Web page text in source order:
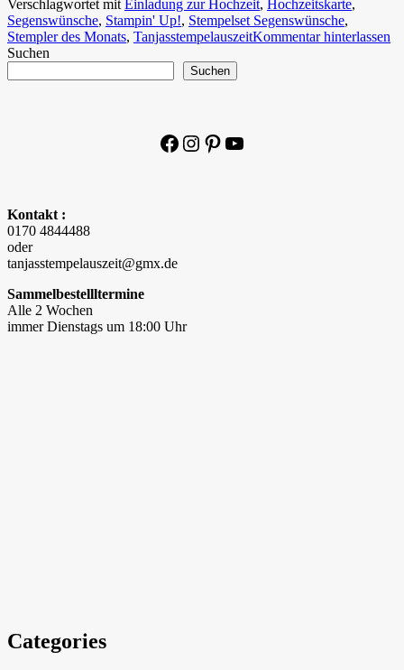
Verschlagwortet mit Einladung zur Hochzeit, Hochzeitskarte,
Segenswünsche, Stampin' Up!, Stempelset Segenswünsche,
Stempler des Monats, TanjasstempelauszeitKommentar hinterlassen
Suchen
Suchen
Facebook
Instagram
Pinterest
YouTube
Kontakt :
0170 4844488
oder
tanjasstempelauszeit@gmx.de
Sammelbestellltermine
Alle 2 Wochen
immer Dienstags um 18:00 Uhr
Categories